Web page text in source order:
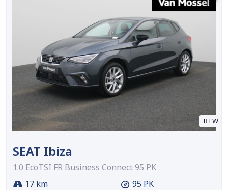
BTW
SEAT Ibiza
1.0 EcoTSI FR Business Connect 95 PK
17 km
95 PK